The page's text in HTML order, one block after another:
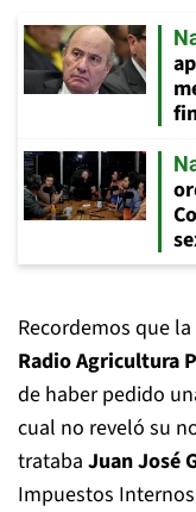
Recordemos que
Radio Agricultura
de haber pedido
cual no reveló su
trataba Juan José
Impuestos